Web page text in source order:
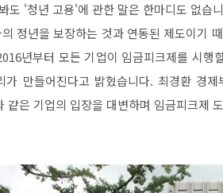
도 '청년 고용'에 관한 말은 한마디도 없습
정년을 보장하는 것과 연동된 제도이기
년부터 모든 기업이 임금피크제를 시
가 만들어진다고 밝혔습니다. 최경환 경
같은 기업의 입장을 대변하며 임금피크제